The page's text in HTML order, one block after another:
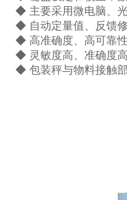
◆ 主要采用微电脑、
◆ 自动定量值、反馈
◆ 高准确度、高可靠
◆ 灵敏度高、准确度
◆ 包装秤与物料接触